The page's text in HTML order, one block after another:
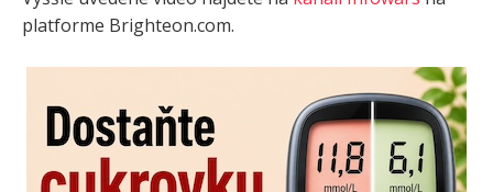
platforme Brighteon.com.